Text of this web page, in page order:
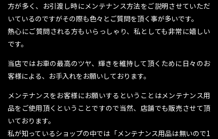
方が多く、お引渡し時にメンテナンス方法をご説明させていただ
いているのですがその際も色々とご質問を頂く事が多いです。
熱心にご質問される方もいらっしゃり、私としても非常に嬉しい
です。
当店ではお車の最高のツヤ、輝きを維持して頂くために日々のお
客様による、お手入れをお願いしております。
メンテナンスをお客様にお願いするということはメンテナンス用
品をご使用頂くということですので当然、店舗でも販売させて頂
いております。
私が知っているショップの中では「メンテナンス用品は無いので1